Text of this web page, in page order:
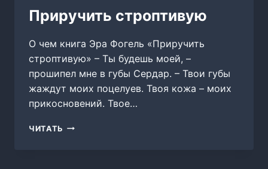
Приручить строптивую
О чем книга Эра Фогель «Приручить
строптивую» – Ты будешь моей, –
прошипел мне в губы Сердар. – Твои губы
жаждут моих поцелуев. Твоя кожа – моих
прикосновений. Твое…
ЧИТАТЬ ПРИРУЧИТЬ